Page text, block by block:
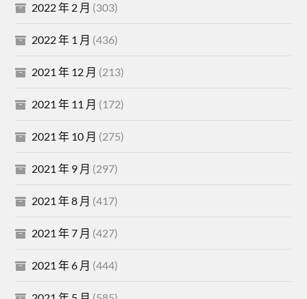
2022 年 2 月 (303)
2022 年 1 月 (436)
2021 年 12 月 (213)
2021 年 11 月 (172)
2021 年 10 月 (275)
2021 年 9 月 (297)
2021 年 8 月 (417)
2021 年 7 月 (427)
2021 年 6 月 (444)